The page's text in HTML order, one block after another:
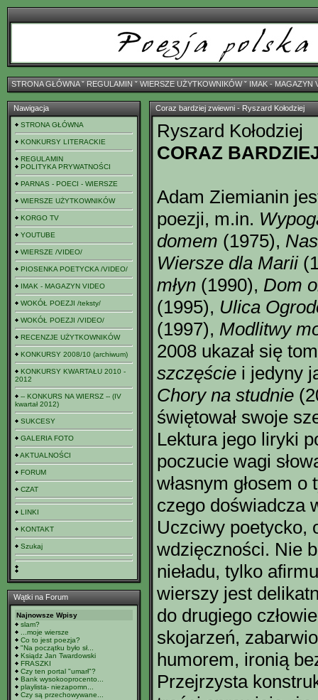
STRONA GŁÓWNAˇ REGULAMIN ˇ WIERSZE UŻYTKOWNIKÓWˇ IMAK - MAGAZYN
Nawigacja
STRONA GŁÓWNA
KONKURSY LITERACKIE
REGULAMIN
POLITYKA PRYWATNOŚCI
PARNAS - POECI - WIERSZE
WIERSZE UŻYTKOWNIKÓW
KORGO TV
YOUTUBE
WIERSZE /VIDEO/
PIOSENKA POETYCKA /VIDEO/
IMAK - MAGAZYN VIDEO
WOKÓŁ POEZJI /teksty/
WOKÓŁ POEZJI /VIDEO/
RECENZJE UŻYTKOWNIKÓW
KONKURSY 2008/10 (archiwum)
KONKURSY KWARTAŁU 2010 -
2012
-- KONKURS NA WIERSZ -- (IV
kwartał 2012)
SUKCESY
GALERIA FOTO
AKTUALNOŚCI
FORUM
CZAT
LINKI
KONTAKT
Szukaj
Wątki na Forum
Najnowsze Wpisy
slam?
...moje wiersze
Co to jest poezja?
"Na początku było sł...
Ksiądz Jan Twardowski
FRASZKI
Czy ten portal "umarł"?
Bank wysokooprocento...
playlista- niezapomn...
Czy są przechowywane...
Coraz bardziej zwiewni - Ryszard Kołodziej
Ryszard Kołodziej
CORAZ
Adam Ziemianin
poezji, m.in.
domem (1975),
Wiersze dla Marii
młyn (1990), Dom
(1995), Ulica
(1997), Modlitwy
2008 ukazał się
szczęście i jedyny
Chory na studnie
świętował swoje
Lektura jego liryki
poczucie wagi
własnym głosem
czego doświadcza
Uczciwy poetycko,
wdzięczności. Nie
nieładu, tylko
wierszy jest
do drugiego
skojarzeń,
humorem, ironią
Przejrzysta